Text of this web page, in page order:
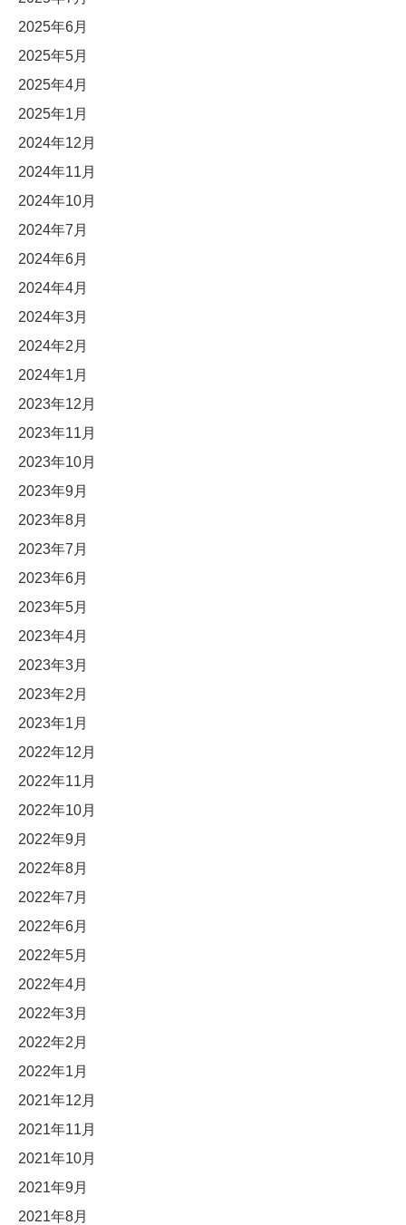
2025年6月
2025年5月
2025年4月
2025年1月
2024年12月
2024年11月
2024年10月
2024年7月
2024年6月
2024年4月
2024年3月
2024年2月
2024年1月
2023年12月
2023年11月
2023年10月
2023年9月
2023年8月
2023年7月
2023年6月
2023年5月
2023年4月
2023年3月
2023年2月
2023年1月
2022年12月
2022年11月
2022年10月
2022年9月
2022年8月
2022年7月
2022年6月
2022年5月
2022年4月
2022年3月
2022年2月
2022年1月
2021年12月
2021年11月
2021年10月
2021年9月
2021年8月